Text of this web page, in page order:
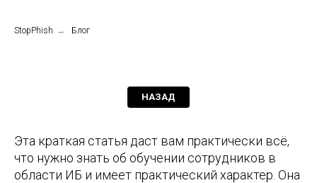
StopPhish → Блог
НАЗАД
Эта краткая статья даст вам практически всё,
что нужно знать об обучении сотрудников в
области ИБ и имеет практический характер. Она